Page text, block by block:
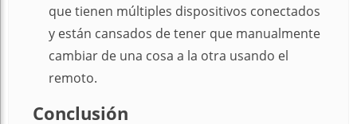
que tienen múltiples dispositivos conectados
y están cansados de tener que manualmente
cambiar de una cosa a la otra usando el
remoto.
Conclusión